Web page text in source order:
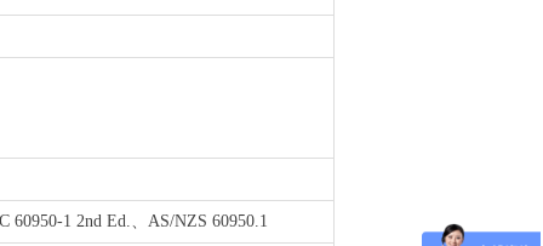
60950-1 2nd Ed.、AS/NZS 60950.1